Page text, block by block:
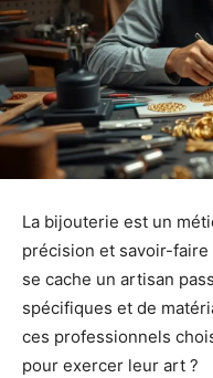
La bijouterie est un
précision et savoir-
se cache un artisan
spécifiques et de
ces professionnels
pour exercer leur art ?